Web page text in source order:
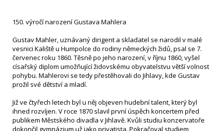
150. výročí narození Gustava Mahlera
Gustav Mahler, uznávaný dirigent a skladatel se narodil v malé
vesnici Kaliště u Humpolce do rodiny německých židů, psal se 7.
červenec roku 1860. Těsně po jeho narození, v říjnu 1860, vyšel
císařský diplom umožňující židovskému obyvatelstvu větší volnost
pohybu. Mahlerovi se tedy přestěhovali do Jihlavy, kde Gustav
prožil své dětství a mladí.
Již ve čtyřech letech byl u něj objeven hudební talent, který byl
ihned rozvíjen. V roce 1870 slavil první úspěch koncertem před
publikem Městského divadla v Jihlavě. Kvůli studiu konzervatoře
dokončil gymnázium už jako privatista. Pokračoval studiem